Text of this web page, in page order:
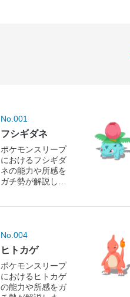
No.001
フシギダネ
ポケモンスリープ
におけるフシギダ
ネの能力や所感を
ガチ勢が解説しま
No.004
ヒトカゲ
ポケモンスリープ
におけるヒトカゲ
の能力や所感をガ